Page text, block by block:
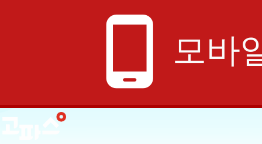
phone_android 모바